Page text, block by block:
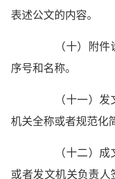
表述公文的内容。
（十）附件
序号和名称。
（十一）发
机关全称或者规范化
（十二）成
或者发文机关负责